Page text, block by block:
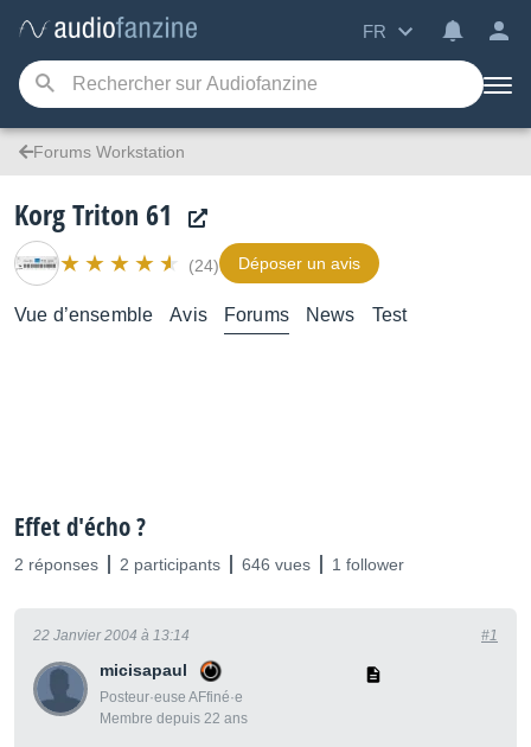
FR
Forums Workstation
Korg Triton 61
(24) Déposer un avis
Vue d’ensemble Avis Forums News Test
Effet d'écho ?
2 réponses 2 participants 646 vues 1 follower
micisapaul
Posteur·euse AFfiné·e
Membre depuis 22 ans
22 Janvier 2004 à 13:14 #1